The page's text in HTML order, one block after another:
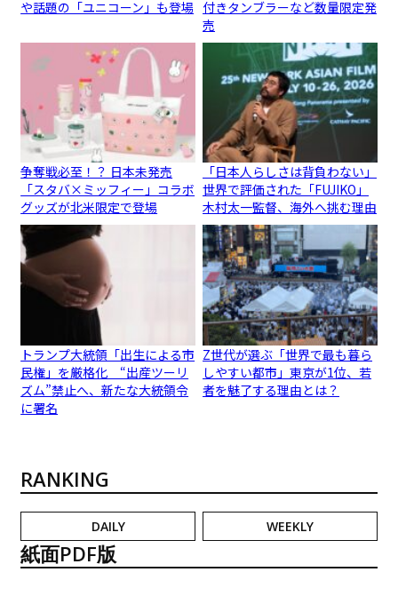
や話題の「ユニコーン」も登場 付きタンブラーなど数量限定発
売
争奪戦必至！？ 日本未発売
「スタバ×ミッフィー」コラボ
グッズが北米限定で登場
「日本人らしさは背負わない」
世界で評価された「FUJIKO」
木村太一監督、海外へ挑む理由
トランプ大統領「出生による市
民権」を厳格化 “出産ツーリ
ズム”禁止へ、新たな大統領令
に署名
Z世代が選ぶ「世界で最も暮ら
しやすい都市」東京が1位、若
者を魅了する理由とは？
RANKING
DAILY WEEKLY
紙面PDF版